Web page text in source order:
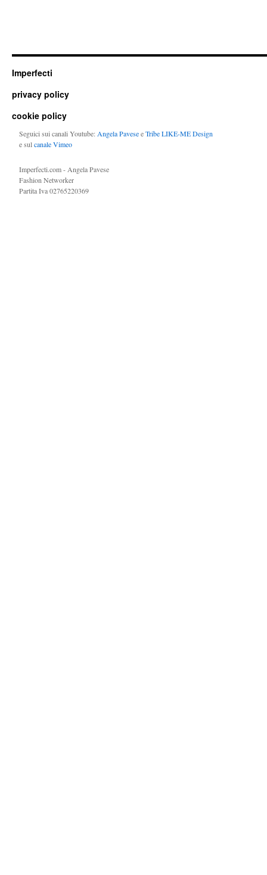
Imperfecti
privacy policy
cookie policy
Seguici sui canali Youtube: Angela PaveseeTribe LIKE-ME Design
e sulcanale Vimeo
Imperfecti.com - Angela Pavese
Fashion Networker
Partita Iva 02765220369